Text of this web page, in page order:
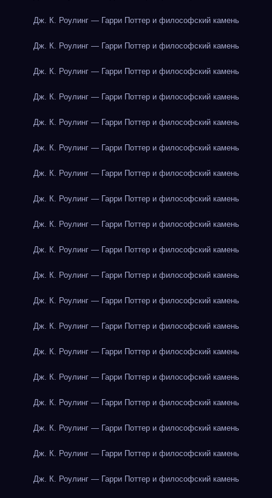
Дж. К. Роулинг — Гарри Поттер и философский камень
Дж. К. Роулинг — Гарри Поттер и философский камень
Дж. К. Роулинг — Гарри Поттер и философский камень
Дж. К. Роулинг — Гарри Поттер и философский камень
Дж. К. Роулинг — Гарри Поттер и философский камень
Дж. К. Роулинг — Гарри Поттер и философский камень
Дж. К. Роулинг — Гарри Поттер и философский камень
Дж. К. Роулинг — Гарри Поттер и философский камень
Дж. К. Роулинг — Гарри Поттер и философский камень
Дж. К. Роулинг — Гарри Поттер и философский камень
Дж. К. Роулинг — Гарри Поттер и философский камень
Дж. К. Роулинг — Гарри Поттер и философский камень
Дж. К. Роулинг — Гарри Поттер и философский камень
Дж. К. Роулинг — Гарри Поттер и философский камень
Дж. К. Роулинг — Гарри Поттер и философский камень
Дж. К. Роулинг — Гарри Поттер и философский камень
Дж. К. Роулинг — Гарри Поттер и философский камень
Дж. К. Роулинг — Гарри Поттер и философский камень
Дж. К. Роулинг — Гарри Поттер и философский камень